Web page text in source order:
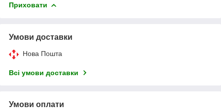
Приховати
Умови доставки
Нова Пошта
Всі умови доставки
Умови оплати